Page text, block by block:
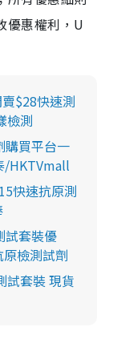
優惠權利，U
$28快速測
檢測
購買平台一
/HKTVmall
快速抗原測
試套裝優
檢測試劑
試套裝 現貨